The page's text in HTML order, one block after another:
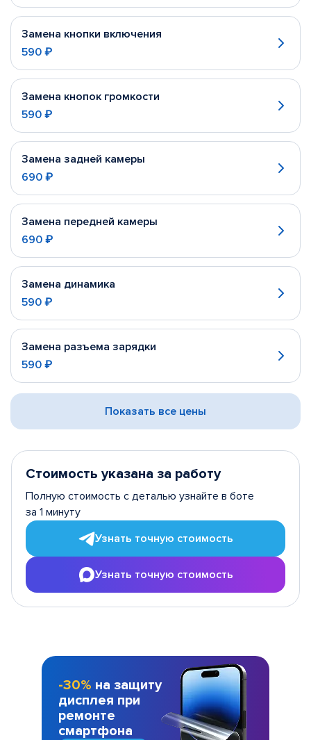
Замена кнопки включения
590 ₽
Замена кнопок громкости
590 ₽
Замена задней камеры
690 ₽
Замена передней камеры
690 ₽
Замена динамика
590 ₽
Замена разъема зарядки
590 ₽
Показать все цены
Стоимость указана за работу
Полную стоимость с деталью узнайте в боте
за 1 минуту
Узнать точную стоимость
Узнать точную стоимость
-30% на защиту
дисплея при
ремонте
смартфона